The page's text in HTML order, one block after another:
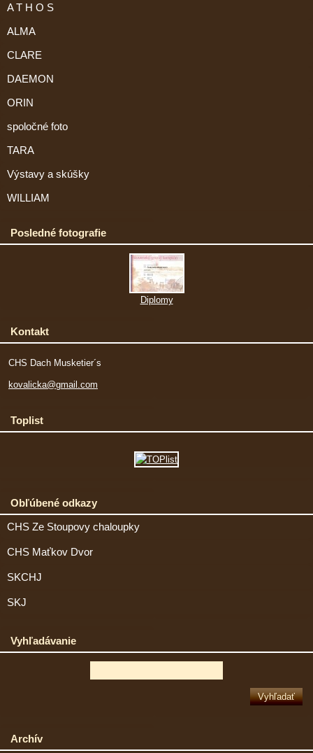
A T H O S
ALMA
CLARE
DAEMON
ORIN
spoločné foto
TARA
Výstavy a skúšky
WILLIAM
Posledné fotografie
Diplomy
Kontakt
CHS Dach Musketier´s
kovalicka@gmail.com
Toplist
Obľúbené odkazy
CHS Ze Stoupovy chaloupky
CHS Maťkov Dvor
SKCHJ
SKJ
Vyhľadávanie
Archív